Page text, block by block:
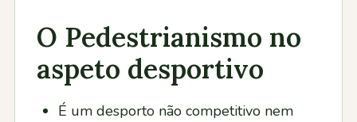
O Pedestrianismo no
aspeto desportivo
É um desporto não competitivo nem